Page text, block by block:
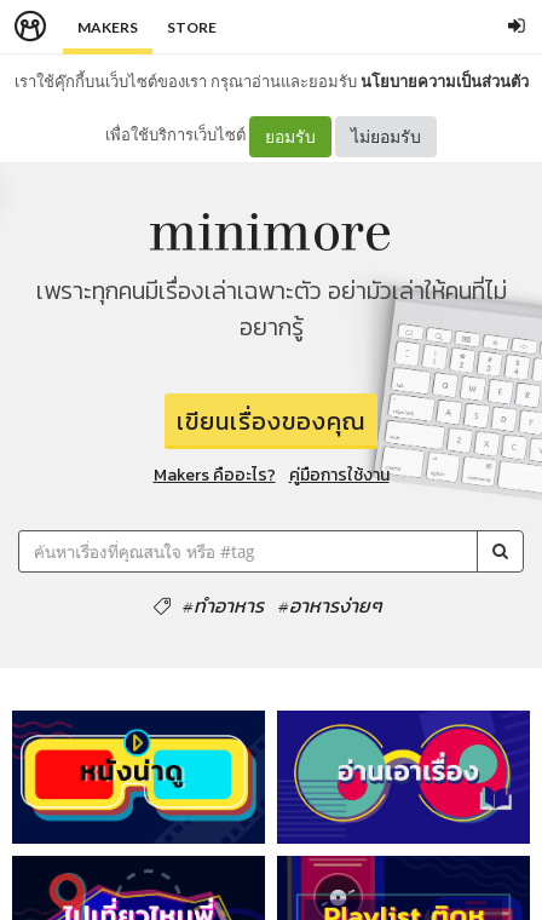
MAKERS STORE
เราใช้คุ๊กกี้บนเว็บไซต์ของเรา กรุณาอ่านและยอมรับนโยบายความเป็นส่วนตัว
เพื่อใช้บริการเว็บไซต์ ยอมรับ ไม่ยอมรับ
เพราะทุกคนมีเรื่องเล่าเฉพาะตัว อย่ามัวเล่าให้คนที่ไม่
อยากรู้
เขียนเรื่องของคุณ
Makers คืออะไร? คู่มือการใช้งาน
#ทำอาหาร #อาหารง่ายๆ